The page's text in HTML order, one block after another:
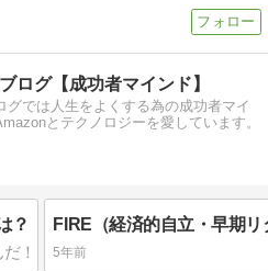
ログ【成功者マインド】
グでは人生をよくする為の成功者マイ
とテクノロジーを愛しています。
？
5年前